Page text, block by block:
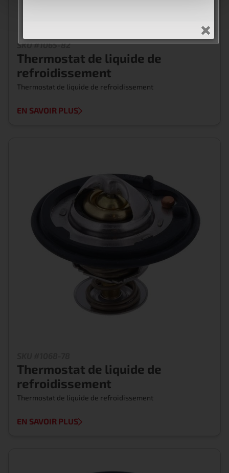
SKU #1065-82
Thermostat de liquide de
refroidissement
Thermostat de liquide de refroidissement
EN SAVOIR PLUS
Thermostat de liquide de
refroidissement
Thermostat de liquide de refroidissement
EN SAVOIR PLUS